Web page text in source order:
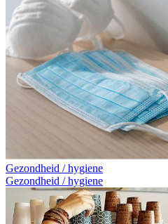
Gezondheid / hygiene
Gezondheid / hygiene